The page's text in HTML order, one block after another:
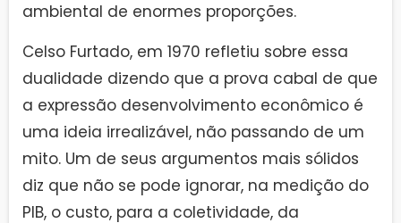
ambiental de enormes proporções.
Celso Furtado, em 1970 refletiu sobre essa
dualidade dizendo que a prova cabal de que
a expressão desenvolvimento econômico é
uma ideia irrealizável, não passando de um
mito. Um de seus argumentos mais sólidos
diz que não se pode ignorar, na medição do
PIB, o custo, para a coletividade, da